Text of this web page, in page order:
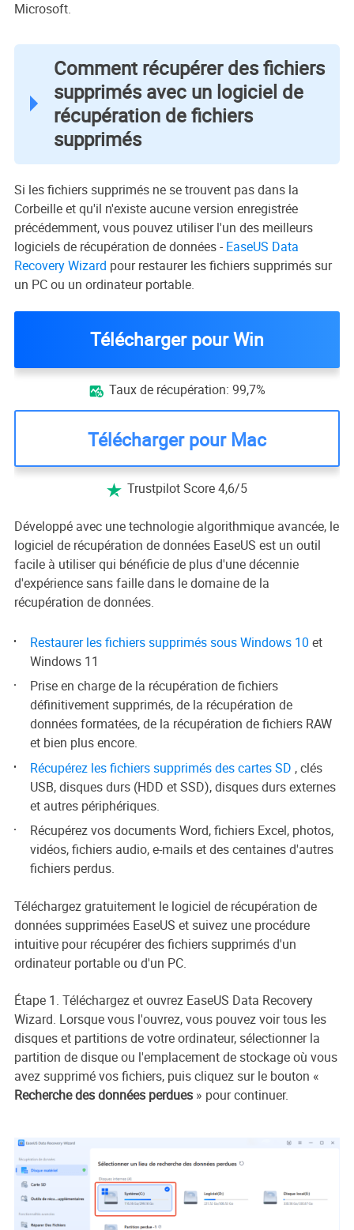
Microsoft.
Comment récupérer des fichiers
supprimés avec un logiciel de
récupération de fichiers
supprimés
Si les fichiers supprimés ne se trouvent pas dans la
Corbeille et qu'il n'existe aucune version enregistrée
précédemment, vous pouvez utiliser l'un des meilleurs
logiciels de récupération de données - EaseUS Data
Recovery Wizard pour restaurer les fichiers supprimés sur
un PC ou un ordinateur portable.
Télécharger pour Win
 Taux de récupération: 99,7%
Télécharger pour Mac
 Trustpilot Score 4,6/5
Développé avec une technologie algorithmique avancée, le
logiciel de récupération de données EaseUS est un outil
facile à utiliser qui bénéficie de plus d'une décennie
d'expérience sans faille dans le domaine de la
récupération de données.
Restaurer les fichiers supprimés sous Windows 10 et
Windows 11
Prise en charge de la récupération de fichiers
définitivement supprimés, de la récupération de
données formatées, de la récupération de fichiers RAW
et bien plus encore.
Récupérez les fichiers supprimés des cartes SD , clés
USB, disques durs (HDD et SSD), disques durs externes
et autres périphériques.
Récupérez vos documents Word, fichiers Excel, photos,
vidéos, fichiers audio, e-mails et des centaines d'autres
fichiers perdus.
Téléchargez gratuitement le logiciel de récupération de
données supprimées EaseUS et suivez une procédure
intuitive pour récupérer des fichiers supprimés d'un
ordinateur portable ou d'un PC.
Étape 1. Téléchargez et ouvrez EaseUS Data Recovery
Wizard. Lorsque vous l'ouvrez, vous pouvez voir tous les
disques et partitions de votre ordinateur, sélectionner la
partition de disque ou l'emplacement de stockage où vous
avez supprimé vos fichiers, puis cliquez sur le bouton «
Recherche des données perdues» pour continuer.